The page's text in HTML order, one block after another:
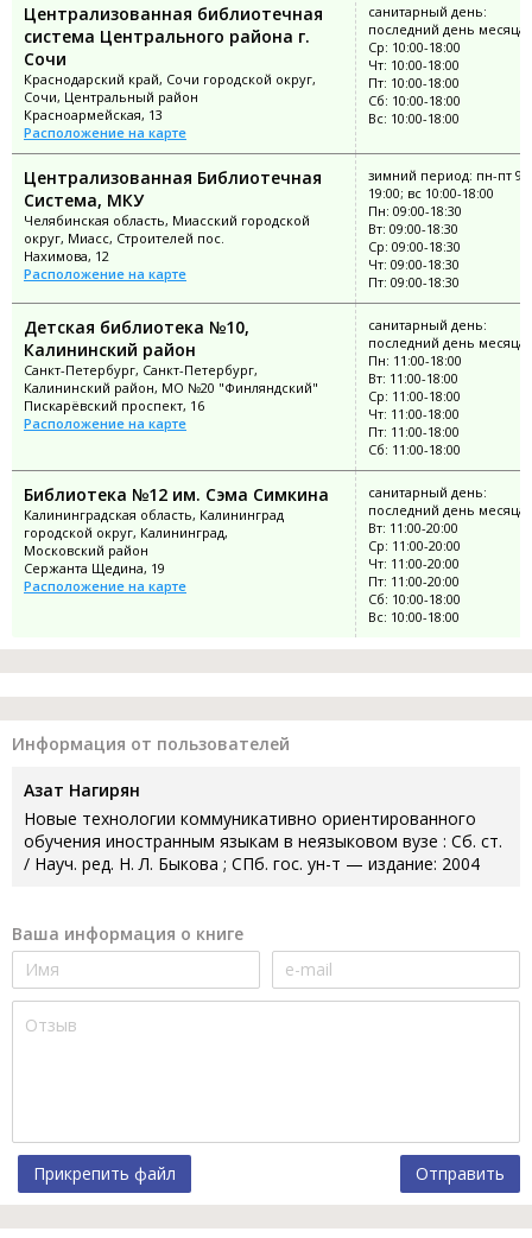
Централизованная библиотечная
система Центрального района г.
Сочи
Краснодарский край, Сочи городской округ,
Сочи, Центральный район
Красноармейская, 13
Расположение на карте
санитарный день:
последний день месяца
Ср: 10:00-18:00
Чт: 10:00-18:00
Пт: 10:00-18:00
Сб: 10:00-18:00
Вс: 10:00-18:00
Централизованная Библиотечная
Система, МКУ
Челябинская область, Миасский городской
округ, Миасс, Строителей пос.
Нахимова, 12
Расположение на карте
зимний период: пн-пт
19:00; вс 10:00-18:00
Пн: 09:00-18:30
Вт: 09:00-18:30
Ср: 09:00-18:30
Чт: 09:00-18:30
Пт: 09:00-18:30
Детская библиотека №10,
Калининский район
Санкт-Петербург, Санкт-Петербург,
Калининский район, МО №20 "Финляндский"
Пискарёвский проспект, 16
Расположение на карте
санитарный день:
последний день месяца
Пн: 11:00-18:00
Вт: 11:00-18:00
Ср: 11:00-18:00
Чт: 11:00-18:00
Пт: 11:00-18:00
Сб: 11:00-18:00
Библиотека №12 им. Сэма Симкина
Калининградская область, Калининград
городской округ, Калининград,
Московский район
Сержанта Щедина, 19
Расположение на карте
санитарный день:
последний день месяца
Вт: 11:00-20:00
Ср: 11:00-20:00
Чт: 11:00-20:00
Пт: 11:00-20:00
Сб: 10:00-18:00
Вс: 10:00-18:00
Информация от пользователей
Азат Нагирян
Новые технологии коммуникативно ориентированного
обучения иностранным языкам в неязыковом вузе : Сб. ст.
/ Науч. ред. Н. Л. Быкова ; СПб. гос. ун-т — издание: 2004
Ваша информация о книге
Прикрепить файл Отправить